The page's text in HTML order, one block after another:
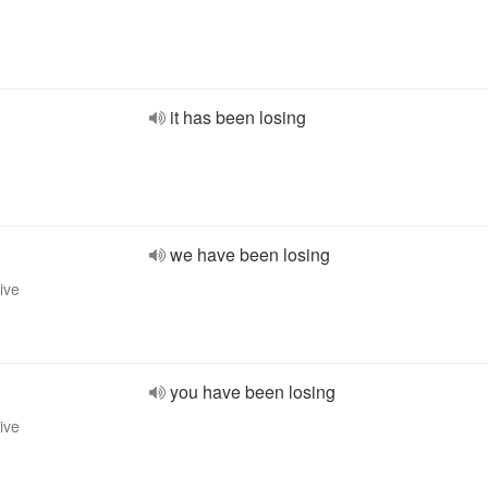
it has been losing
we have been losing
you have been losing